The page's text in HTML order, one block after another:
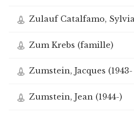
Zulauf Catalfamo,
Zum Krebs (famille)
Zumstein, Jacques (1943-
Zumstein, Jean (1944-)